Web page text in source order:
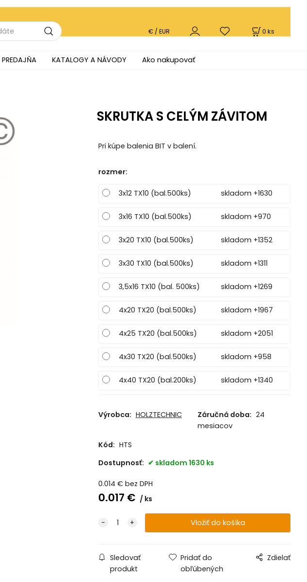
0 ks
€ / EUR
KATALOGY A NÁVODY Ako nakupovať
SKRUTKA S CELÝM ZÁVITOM
Pri kúpe balenia BIT v balení.
rozmer:
3x12 TX10 (bal.500ks) skladom +1630
3x16 TX10 (bal.500ks) skladom +970
3x20 TX10 (bal.500ks) skladom +1352
3x30 TX10 (bal.500ks) skladom +1311
3,5x16 TX10 (bal. 500ks) skladom +1269
4x20 TX20 (bal.500ks) skladom +1967
4x25 TX20 (bal.500ks) skladom +2051
4x30 TX20 (bal.500ks) skladom +958
4x40 TX20 (bal.200ks) skladom +1340
skladom +2047
5x60 TX20 (bal.100ks)
Výrobca: HOLZTECHNIC Záručná doba: 24
mesiacov
Kód: HTS
Dostupnosť:
skladom 1630 ks
0.014 € bez DPH
0.017 € ks
Sledovať
produkt
Pridať do
obľúbených
Zdielať